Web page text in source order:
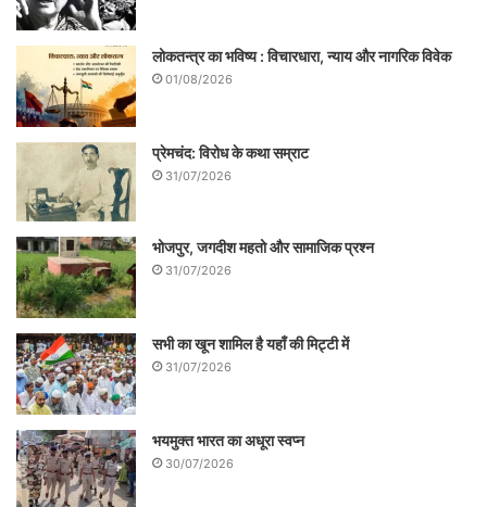
लोकतन्त्र का भविष्य : विचारधारा, न्याय और नागरिक विवेक
01/08/2026
प्रेमचंद: विरोध के कथा सम्राट
31/07/2026
भोजपुर, जगदीश महतो और सामाजिक प्रश्न
31/07/2026
सभी का खून शामिल है यहाँ की मिट्टी में
31/07/2026
भयमुक्त भारत का अधूरा स्वप्न
30/07/2026